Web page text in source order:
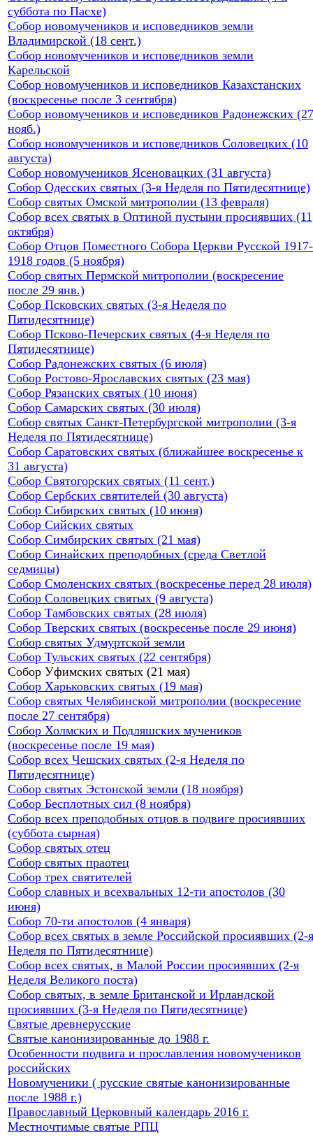
суббота по Пасхе)
Собор новомучеников и исповедников земли
Владимирской (18 сент.)
Собор новомучеников и исповедников земли
Карельской
Собор новомучеников и исповедников Казахстанских
(воскресенье после 3 сентября)
Собор новомучеников и исповедников Радонежских (27
нояб.)
Собор новомучеников и исповедников Соловецких (10
августа)
Собор новомучеников Ясеновацких (31 августа)
Собор Одесских святых (3-я Неделя по Пятидесятнице)
Собор святых Омской митрополии (13 февраля)
Собор всех святых в Оптиной пустыни просиявших (11
октября)
Собор Отцов Поместного Собора Церкви Русской 1917-
1918 годов (5 ноября)
Собор святых Пермской митрополии (воскресение
после 29 янв.)
Собор Псковских святых (3-я Неделя по
Пятидесятнице)
Собор Псково-Печерских святых (4-я Неделя по
Пятидесятнице)
Собор Радонежских святых (6 июля)
Собор Ростово-Ярославских святых (23 мая)
Собор Рязанских святых (10 июня)
Собор Самарских святых (30 июля)
Собор святых Санкт-Петербургской митрополии (3-я
Неделя по Пятидесятнице)
Собор Саратовских святых (ближайшее воскресенье к
31 августа)
Собор Святогорских святых (11 сент.)
Собор Сербских святителей (30 августа)
Собор Сибирских святых (10 июня)
Собор Сийских святых
Собор Симбирских святых (21 мая)
Собор Синайских преподобных (среда Светлой
седмицы)
Собор Смоленских святых (воскресенье перед 28 июля)
Собор Соловецких святых (9 августа)
Собор Тамбовских святых (28 июля)
Собор Тверских святых (воскресенье после 29 июня)
Собор святых Удмуртской земли
Собор Тульских святых (22 сентября)
Собор Уфимских святых (21 мая)
Собор Харьковских святых (19 мая)
Собор святых Челябинской митрополии (воскресение
после 27 сентября)
Собор Холмских и Подляшских мучеников
(воскресенье после 19 мая)
Собор всех Чешских святых (2-я Неделя по
Пятидесятнице)
Собор святых Эстонской земли (18 ноября)
Собор Бесплотных сил (8 ноября)
Собор всех преподобных отцов в подвиге просиявших
(суббота сырная)
Собор святых отец
Собор святых праотец
Собор трех святителей
Собор славных и всехвальных 12-ти апостолов (30
июня)
Собор 70-ти апостолов (4 января)
Собор всех святых в земле Российской просиявших (2-я
Неделя по Пятидесятнице)
Собор всех святых, в Малой России просиявших (2-я
Неделя Великого поста)
Собор святых, в земле Британской и Ирландской
просиявших (3-я Неделя по Пятидесятнице)
Святые древнерусские
Святые канонизированные до 1988 г.
Особенности подвига и прославления новомучеников
российских
Новомученики ( русские святые канонизированные
после 1988 г.)
Православный Церковный календарь 2016 г.
Местночтимые святые РПЦ